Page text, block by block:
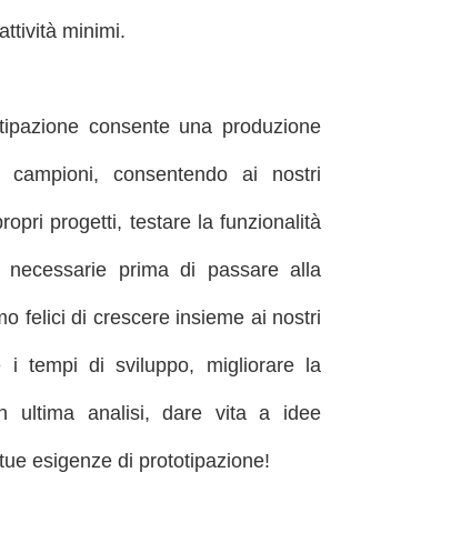
minimi.
consente una produzione
consentendo ai nostri
progetti, testare la funzionalità
prima di passare alla
felici di crescere insieme ai nostri
tempi di sviluppo, migliorare la
ultima analisi, dare vita a idee
esigenze di prototipazione!